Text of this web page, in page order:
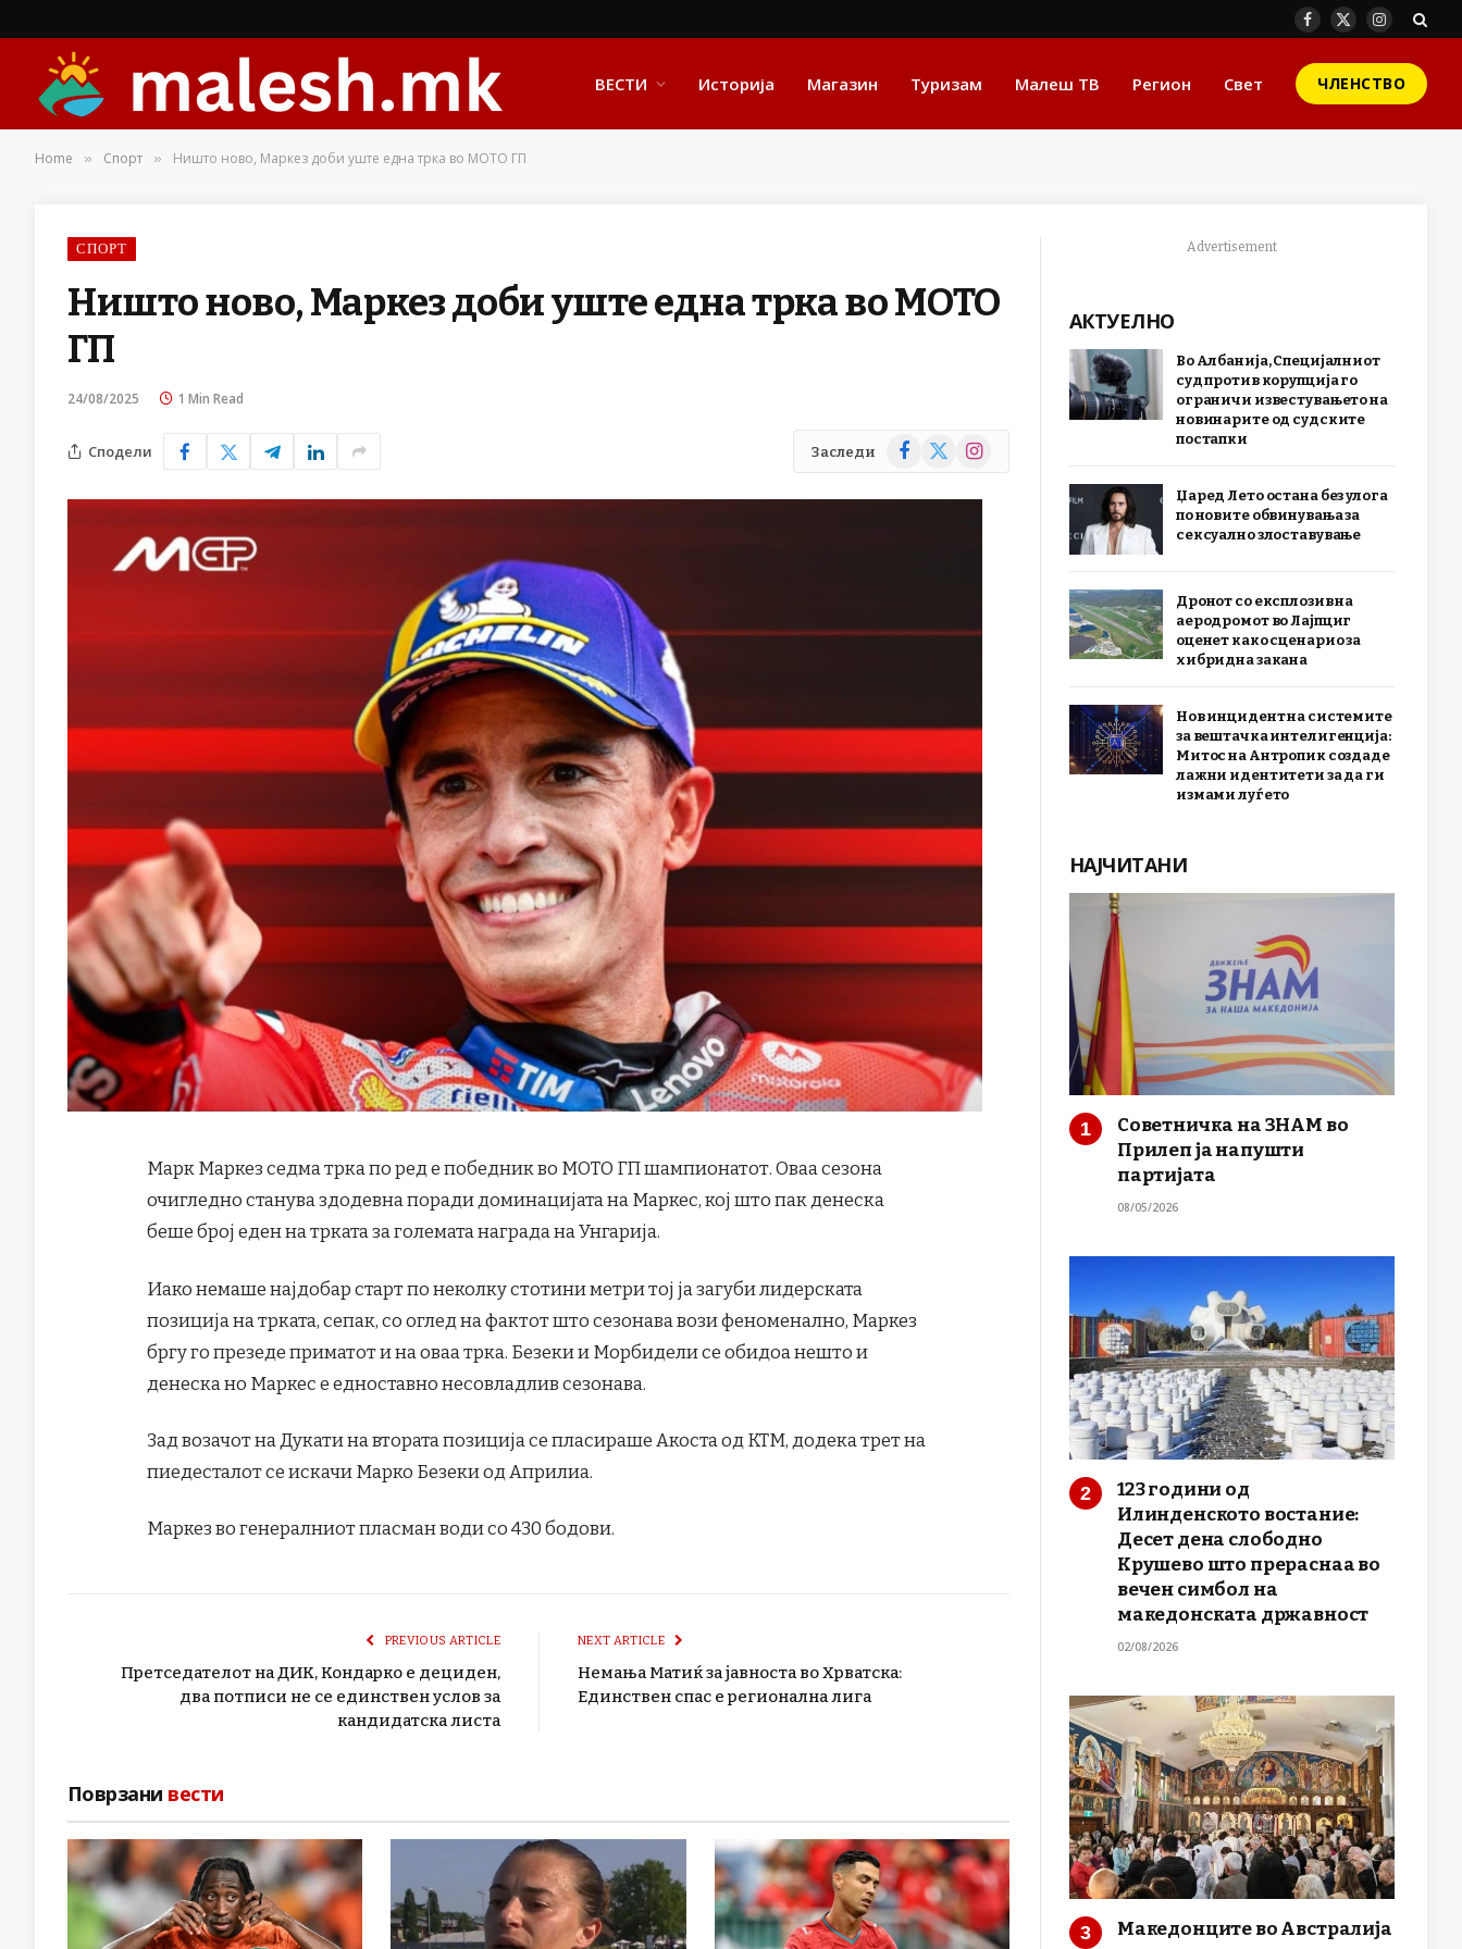
Facebook
X
Instagram
ВЕСТИ Историја Магазин Туризам Малеш ТВ Регион Свет ЧЛЕНСТВО
Home » Спорт » Ништо ново, Маркез доби уште една трка во МОТО ГП
СПОРТ
Ништо ново, Маркез доби уште една трка во МОТО
ГП
24/08/2025 1 Min Read
Сподели Заследи Facebook
X
Instagram
Марк Маркез седма трка по ред е победник во МОТО ГП шампионатот. Оваа сезона
очигледно станува здодевна поради доминацијата на Маркес, кој што пак денеска
беше број еден на трката за големата награда на Унгарија.
Иако немаше најдобар старт по неколку стотини метри тој ја загуби лидерската
позиција на трката, сепак, со оглед на фактот што сезонава вози феноменално, Маркез
бргу го презеде приматот и на оваа трка. Безеки и Морбидели се обидоа нешто и
денеска но Маркес е едноставно несовладлив сезонава.
Зад возачот на Дукати на втората позиција се пласираше Акоста од КТМ, додека трет на
пиедесталот се искачи Марко Безеки од Априлиа.
Маркез во генералниот пласман води со 430 бодови.
PREVIOUS ARTICLE
Претседателот на ДИК, Кондарко е дециден,
два потписи не се единствен услов за
кандидатска листа
NEXT ARTICLE
Немања Матиќ за јавноста во Хрватска:
Единствен спас е регионална лига
Поврзани вести
Advertisement
АКТУЕЛНО
Во Албанија, Специјалниот
суд против корупција го
ограничи известувањето на
новинарите од судските
постапки
Џаред Лето остана без улога
по новите обвинувања за
сексуално злоставување
Дронот со експлозив на
аеродромот во Лајпциг
оценет како сценарио за
хибридна закана
Нов инцидент на системите
за вештачка интелигенција:
Митос на Антропик создаде
лажни идентитети за да ги
измами луѓето
НАЈЧИТАНИ
Советничка на ЗНАМ во
Прилеп ја напушти
партијата
08/05/2026
123 години од
Илинденското востание:
Десет дена слободно
Крушево што прераснаа во
вечен симбол на
македонската државност
02/08/2026
Македонците во Австралија